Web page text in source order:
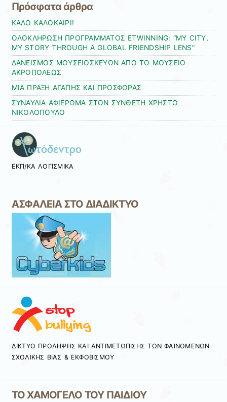
Πρόσφατα άρθρα
ΚΑΛΟ ΚΑΛΟΚΑΙΡΙ!
ΟΛΟΚΛΗΡΩΣΗ ΠΡΟΓΡΑΜΜΑΤΟΣ ETWINNING: “MY CITY,
MY STORY THROUGH A GLOBAL FRIENDSHIP LENS”
ΔΑΝΕΙΣΜΟΣ ΜΟΥΣΕΙΟΣΚΕΥΩΝ ΑΠΟ ΤΟ ΜΟΥΣΕΙΟ
ΑΚΡΟΠΟΛΕΩΣ
ΜΙΑ ΠΡΑΞΗ ΑΓΑΠΗΣ ΚΑΙ ΠΡΟΣΦΟΡΑΣ
ΣΥΝΑΥΛΙΑ ΑΦΙΕΡΩΜΑ ΣΤΟΝ ΣΥΝΘΕΤΗ ΧΡΗΣΤΟ
ΝΙΚΟΛΟΠΟΥΛΟ
ΕΚΠ/ΚΑ ΛΟΓΙΣΜΙΚΑ
ΑΣΦΑΛΕΙΑ ΣΤΟ ΔΙΑΔΙΚΤΥΟ
ΔΙΚΤΥΟ ΠΡΟΛΗΨΗΣ ΚΑΙ ΑΝΤΙΜΕΤΩΠΙΣΗΣ ΤΩΝ ΦΑΙΝΟΜΕΝΩΝ
ΣΧΟΛΙΚΗΣ ΒΙΑΣ & ΕΚΦΟΒΙΣΜΟΥ
ΤΟ ΧΑΜΟΓΕΛΟ ΤΟΥ ΠΑΙΔΙΟΥ